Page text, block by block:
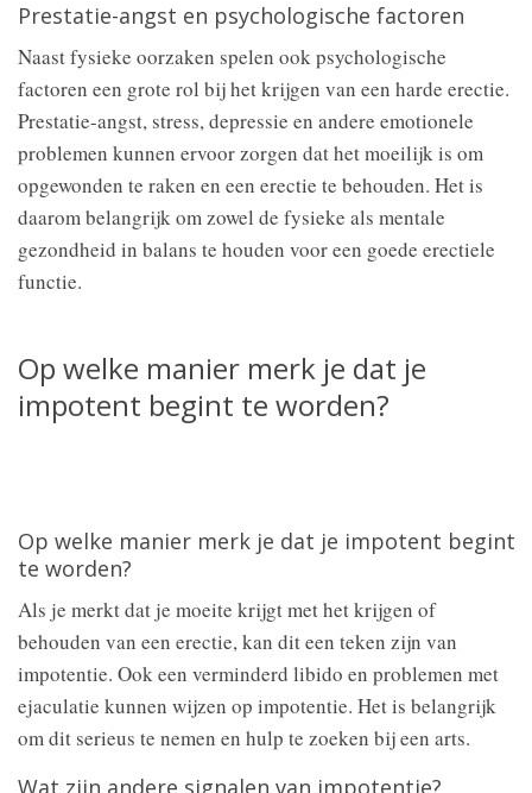
Prestatie-angst en psychologische factoren
Naast fysieke oorzaken spelen ook psychologische
factoren een grote rol bij het krijgen van een harde erectie.
Prestatie-angst, stress, depressie en andere emotionele
problemen kunnen ervoor zorgen dat het moeilijk is om
opgewonden te raken en een erectie te behouden. Het is
daarom belangrijk om zowel de fysieke als mentale
gezondheid in balans te houden voor een goede erectiele
functie.
Op welke manier merk je dat je
impotent begint te worden?
Op welke manier merk je dat je impotent begint
te worden?
Als je merkt dat je moeite krijgt met het krijgen of
behouden van een erectie, kan dit een teken zijn van
impotentie. Ook een verminderd libido en problemen met
ejaculatie kunnen wijzen op impotentie. Het is belangrijk
om dit serieus te nemen en hulp te zoeken bij een arts.
Wat zijn andere signalen van impotentie?